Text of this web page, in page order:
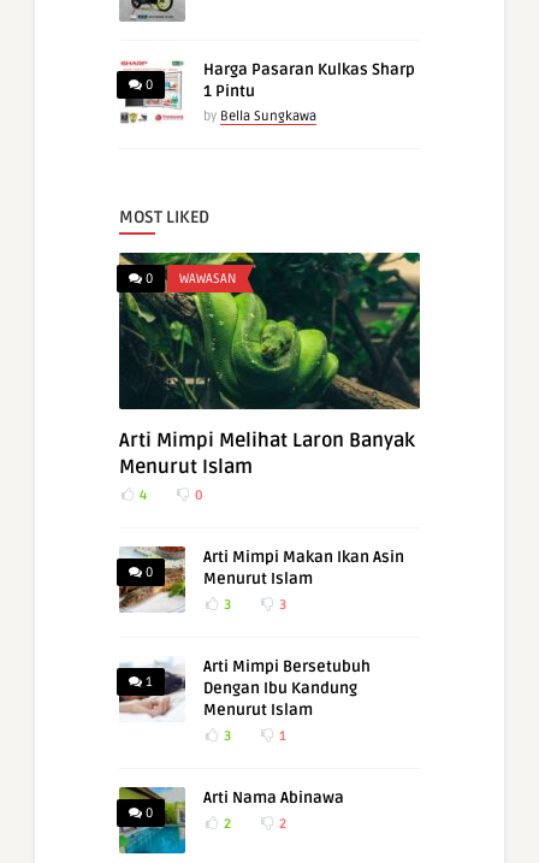
0
Harga Pasaran Kulkas Sharp
1 Pintu
by Bella Sungkawa
MOST LIKED
0 WAWASAN
Arti Mimpi Melihat Laron Banyak
Menurut Islam
4 0
0
Arti Mimpi Makan Ikan Asin
Menurut Islam
3 3
1
Arti Mimpi Bersetubuh
Dengan Ibu Kandung
Menurut Islam
3 1
0
Arti Nama Abinawa
2 2